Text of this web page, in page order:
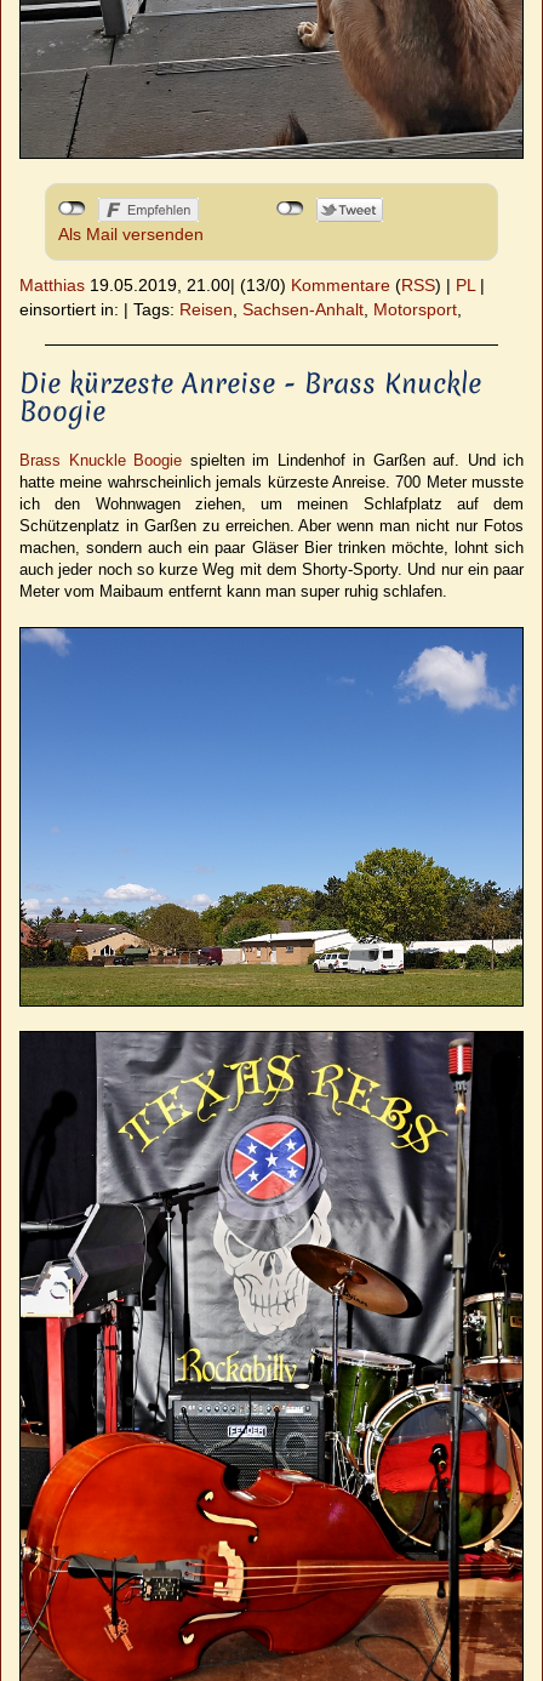
Als Mail versenden
Matthias 19.05.2019, 21.00| (13/0) Kommentare (RSS) | PL |
einsortiert in: | Tags: Reisen Sachsen-Anhalt Motorsport
Die kürzeste Anreise - Brass Knuckle
Boogie
Brass Knuckle Boogie spielten im Lindenhof in Garßen auf. Und ich
hatte meine wahrscheinlich jemals kürzeste Anreise. 700 Meter musste
ich den Wohnwagen ziehen, um meinen Schlafplatz auf dem
Schützenplatz in Garßen zu erreichen. Aber wenn man nicht nur Fotos
machen, sondern auch ein paar Gläser Bier trinken möchte, lohnt sich
auch jeder noch so kurze Weg mit dem Shorty-Sporty. Und nur ein paar
Meter vom Maibaum entfernt kann man super ruhig schlafen.